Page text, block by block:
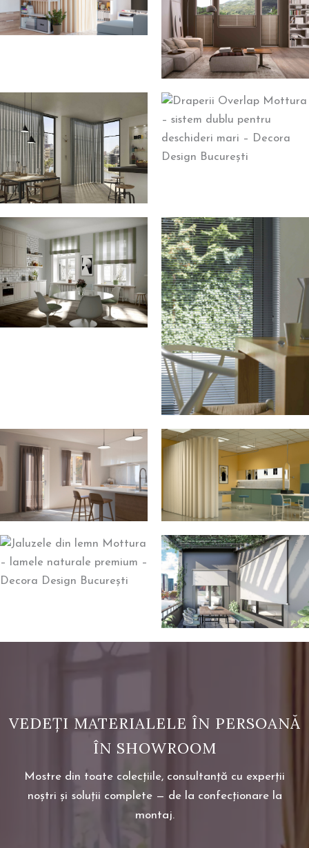
VEDEȚI MATERIALELE ÎN PERSOANĂ
ÎN SHOWROOM
Mostre din toate colecțiile, consultanță cu experții
noștri și soluții complete — de la confecționare la
montaj.